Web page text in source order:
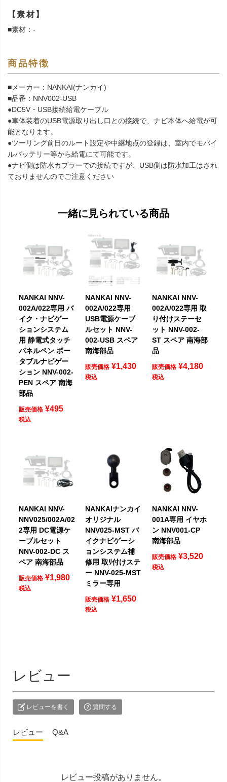
【素材】
■素材：-
商品特徴
■メーカー：NANKAI(ナンカイ)
■品番：NNV002-USB
●DC5V・USB接続給電ケーブル
●車体装着のUSB電源取り出し口との接続で、ナビ本体へ給電が可
能となります。
●ツーリング前日のルート設定や中継地点の登録は、室内でモバイ
ルバッテリー等から給電にて可能です。
●ナビ側は防水カプラーでの接続ですが、USB側は防水加工はされ
ておりませんのでご注意ください
一緒に見られている商品
NANKAI NNV-
002A/022専用 バ
イク・ナビゲー
ションシステム
用 静電式タッチ
パネルペン ポー
タブルナビゲー
ション NNV-002-
PEN スペア 南海
部品
販売価格 ¥495
税込
NANKAI NNV-
002A/022専用
USB電源ケーブ
ルセット NNV-
002-USB スペア
南海部品
販売価格 ¥1,430
税込
NANKAI NNV-
002A/022専用 取
り付けステーセ
ット NNV-002-
ST スペア 南海部
品
販売価格 ¥4,180
税込
NANKAI NNV-
NNV025/002A/02
2専用 DC電源ケ
ーブルセット
NNV-002-DC ス
ペア 南海部品
販売価格 ¥1,980
税込
NANKAIナンカイ
オリジナル
NNV025-MST バ
イクナビゲーシ
ョンシステム補
修用 取ﾘ付けステ
ー NNV-025-MST
ミラー専用
販売価格 ¥1,650
税込
NANKAI NNV-
001A専用 イヤホ
ン NNV001-CP
南海部品
販売価格 ¥3,520
税込
レビュー
レビューを書く 質問する
レビュー Q&A
レビュー投稿がありません。